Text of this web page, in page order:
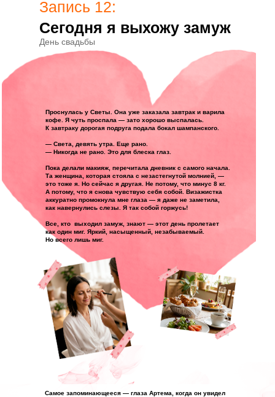
Запись 12:
Сегодня я выхожу замуж
День свадьбы
Проснулась у Светы. Она уже заказала завтрак и варила
кофе. Я чуть проспала — зато хорошо выспалась.
К завтраку дорогая подруга подала бокал шампанского.
— Света, девять утра. Еще рано.
— Никогда не рано. Это для блеска глаз.
Пока делали макияж, перечитала дневник с самого начала.
Та женщина, которая стояла с незастегнутой молнией, —
это тоже я. Но сейчас я другая. Не потому, что минус 8 кг.
А потому, что я снова чувствую себя собой. Визажистка
аккуратно промокнула мне глаза — я даже не заметила,
как навернулись слезы. Я так собой горжусь!
Все, кто выходил замуж, знают — этот день пролетает
как один миг. Яркий, насыщенный, незабываемый.
Но всего лишь миг.
Самое запоминающееся — глаза Артема, когда он увидел